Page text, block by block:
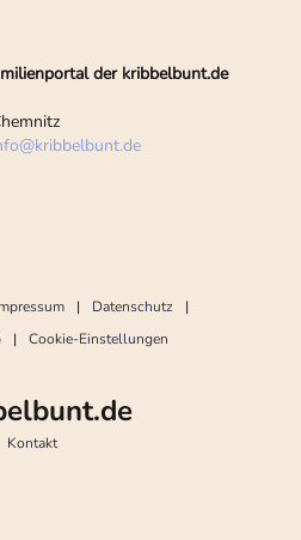
der kribbelbunt.de
@kribbelbunt.de
Datenschutz
Cookie-Einstellungen
Kontakt